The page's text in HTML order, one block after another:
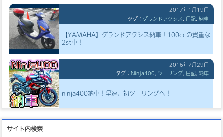
2017年1月19日
タグ： グランドアクシス , 日記, 納車
【YAMAHA】グランドアクシス納車！100ccの貴重な
2st車！
2016年7月29日
タグ： Ninja400, ツーリング, 日記, 納車
ninja400納車！早速、初ツーリングへ！
サイト内検索